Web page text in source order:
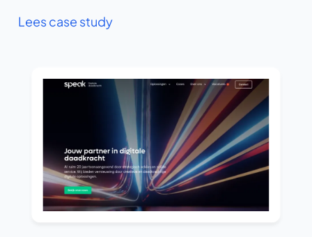
Lees case study